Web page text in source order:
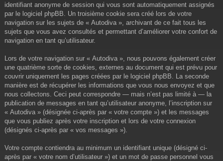
identifiant anonyme de session qui vous sont automatiquement assignés
par le logiciel phpBB. Un troisième cookie sera créé lors de votre
navigation sur les sujets de « Autodiva », archivant de ce fait tous les
sujets que vous avez consultés et permettant d’améliorer votre confort de
navigation en tant qu’utilisateur.
Lors de votre navigation sur « Autodiva », nous pouvons également créer
une quatrième sorte de cookies, externes au document qui est prévu pour
couvrir uniquement les pages créées par le logiciel phpBB. La seconde
manière est de récupérer les informations que vous nous envoyez et que
nous collectons. Ceci peut correspondre — mais n’est pas limité à — la
publication de messages en tant qu’utilisateur anonyme, l’inscription sur
« Autodiva » (désignée ci-après par « votre compte ») et les messages
que vous publiez après votre inscription et lors de votre connexion
(désignés ci-après par « vos messages »).
Votre compte contiendra au minimum un identifiant unique (désigné ci-
après par « votre nom d’utilisateur ») et un mot de passe personnel vous